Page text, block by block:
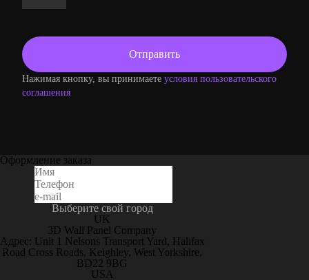
Нажимая кнопку, вы принимаете условия пользовательского
соглашения
Оформление заказа
Выберите свой город
UK
3D Wall Panel Company
Адрес: Unit 1 Nelsons Transport Yard, Halifax
Road Cross Roads, Keighley, West Yorkshire,
BD22 9BG
USA